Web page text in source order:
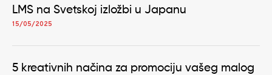
LMS na Svetskoj izložbi u Japanu
15/05/2025
5 kreativnih načina za promociju vašeg malog